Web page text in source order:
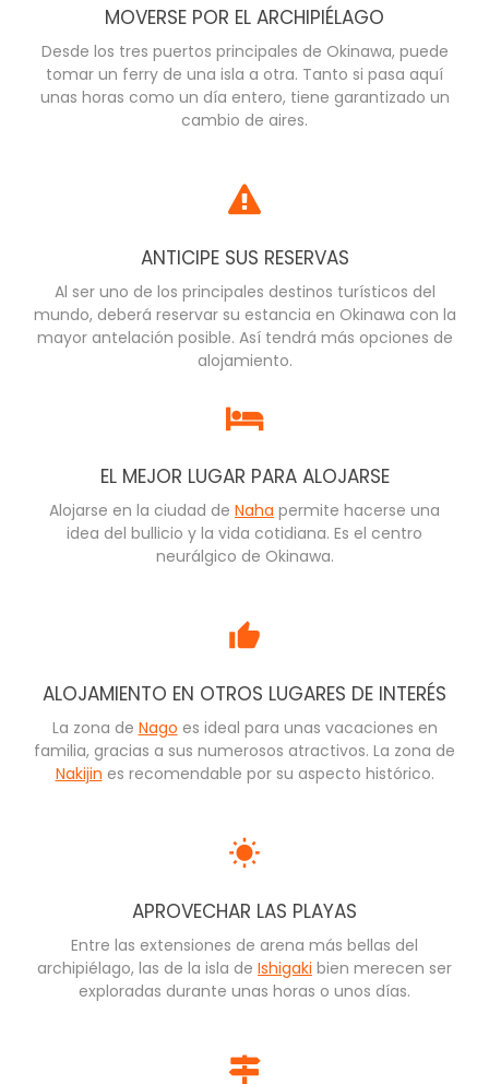
MOVERSE POR EL ARCHIPIÉLAGO
Desde los tres puertos principales de Okinawa, puede
tomar un ferry de una isla a otra. Tanto si pasa aquí
unas horas como un día entero, tiene garantizado un
cambio de aires.
ANTICIPE SUS RESERVAS
Al ser uno de los principales destinos turísticos del
mundo, deberá reservar su estancia en Okinawa con la
mayor antelación posible. Así tendrá más opciones de
alojamiento.
EL MEJOR LUGAR PARA ALOJARSE
Alojarse en la ciudad de Naha permite hacerse una
idea del bullicio y la vida cotidiana. Es el centro
neurálgico de Okinawa.
ALOJAMIENTO EN OTROS LUGARES DE INTERÉS
La zona de Nago es ideal para unas vacaciones en
familia, gracias a sus numerosos atractivos. La zona de
Nakijin es recomendable por su aspecto histórico.
APROVECHAR LAS PLAYAS
Entre las extensiones de arena más bellas del
archipiélago, las de la isla de Ishigaki bien merecen ser
exploradas durante unas horas o unos días.